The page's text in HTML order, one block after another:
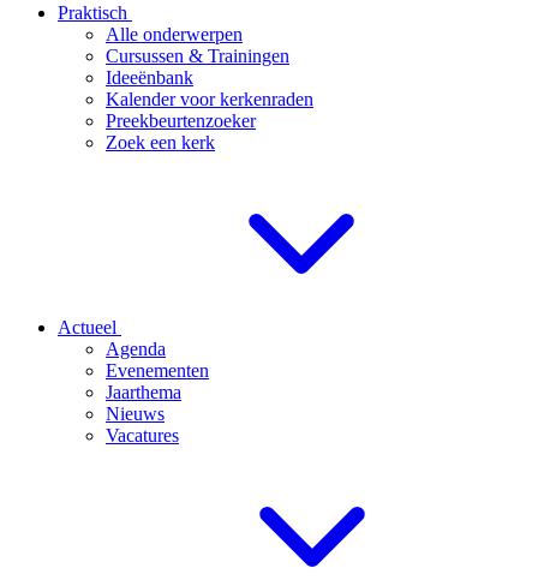
Praktisch
Alle onderwerpen
Cursussen & Trainingen
Ideeënbank
Kalender voor kerkenraden
Preekbeurtenzoeker
Zoek een kerk
Actueel
Agenda
Evenementen
Jaarthema
Nieuws
Vacatures